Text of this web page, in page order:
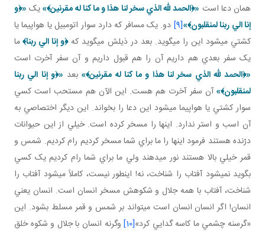
همان دعا است «﴿الحمد لله الذي سخر لنا هذا و ما کنا له مقرنين﴾»يک «﴿و
إنا الي ربنا لمنقلبون﴾»
[9]
دو. يک مسافر که دارد سوار اتومبيل يا هواپيما يا
کشتي مي شود اين را مي گويد. بعد در ذيلش مي گويد که﴿و إنا الي ربنا﴾ما
يک سفر بعدي هم داريم آن را هم قبول داريم و آن سفر آخرت است
«﴿الحمد لله الذي سخر لنا هذا و ما کنا له مقرنين﴾» بعد «﴿و إنا الي ربنا
لمنقلبون﴾»آن سفر آخرت هم هست. اين الآن هم مستحب است کسي
سوار کشتي يا هواپيما مي شود اين دعا را بخواند. اين ديگر اختصاصي به
آن اسب و استر ندارد. اينها را مسخر کرده است. خيلي از اين حيوانات
درّنده هستند فرمود اينها را ما براي شما مسخر کرديم رام کرديم. شمس و
قمر خيلي بالا هستند نور مي دهند ولي ما براي شما رام کرديم يک کسي
بگويد نمي شود آفتاب را شناخت، نه! اين طور نيست، کاملاً مي شود آفتاب را
شناخت، آفتاب با همه جلال و شکوهش مسخر انسان است. انسان يعني
انسان! اگر انسان انسان است مي تواند بر شمس و قمر مسلط بشود. اين
«گرسنه چشمي ما کاسه گدايي کرد»[10]
وگرنه انسان با جلال و شکوه خلق